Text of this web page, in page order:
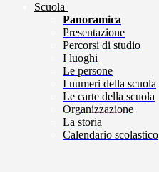
Scuola
Panoramica
Presentazione
Percorsi di studio
I luoghi
Le persone
I numeri della scuola
Le carte della scuola
Organizzazione
La storia
Calendario scolastico